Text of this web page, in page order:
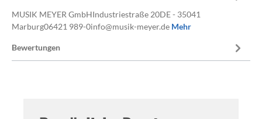
MUSIK MEYER GmbHIndustriestraße 20DE - 35041
Marburg06421 989-0info@musik-meyer.de Mehr
Bewertungen